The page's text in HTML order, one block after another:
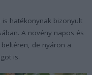
hatékonynak bizonyult
A növény napos és
de nyáron a
is.